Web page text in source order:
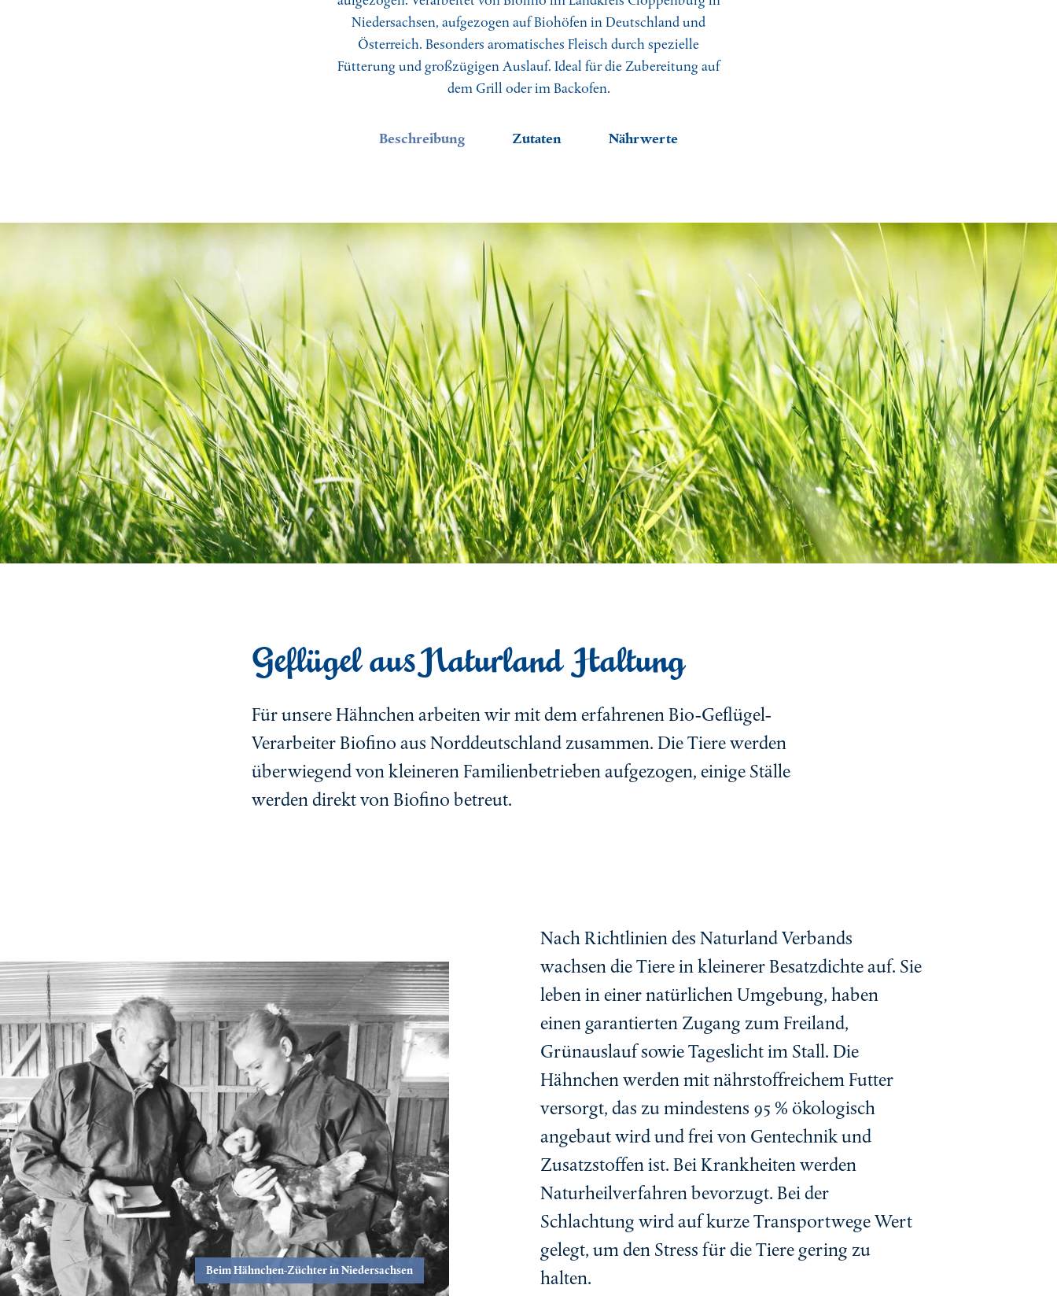
Lachsfischer Kevin
Metzgerin Silvia
Niedersachsen, aufgezogen auf Biohöfen in Deutschland und
Österreich. Besonders aromatisches Fleisch durch spezielle
Fütterung und großzügigen Auslauf. Ideal für die Zubereitung auf
dem Grill oder im Backofen.
Beschreibung Zutaten Nährwerte
Geflügel aus Naturland Haltung
Für unsere Hähnchen arbeiten wir mit dem erfahrenen Bio-Geflügel-
Verarbeiter Biofino aus Norddeutschland zusammen. Die Tiere werden
überwiegend von kleineren Familienbetrieben aufgezogen, einige Ställe
werden direkt von Biofino betreut.
Nach Richtlinien des Naturland Verbands
wachsen die Tiere in kleinerer Besatzdichte auf. Sie
leben in einer natürlichen Umgebung, haben
einen garantierten Zugang zum Freiland,
Grünauslauf sowie Tageslicht im Stall. Die
Hähnchen werden mit nährstoffreichem Futter
versorgt, das zu mindestens 95 % ökologisch
angebaut wird und frei von Gentechnik und
Zusatzstoffen ist. Bei Krankheiten werden
Naturheilverfahren bevorzugt. Bei der
Schlachtung wird auf kurze Transportwege Wert
gelegt, um den Stress für die Tiere gering zu
halten.
Beim Hähnchen-Züchter in Niedersachsen